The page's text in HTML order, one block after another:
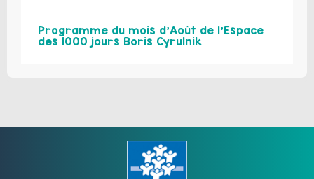
Programme du mois d’Août de l’Espace
des 1000 jours Boris Cyrulnik